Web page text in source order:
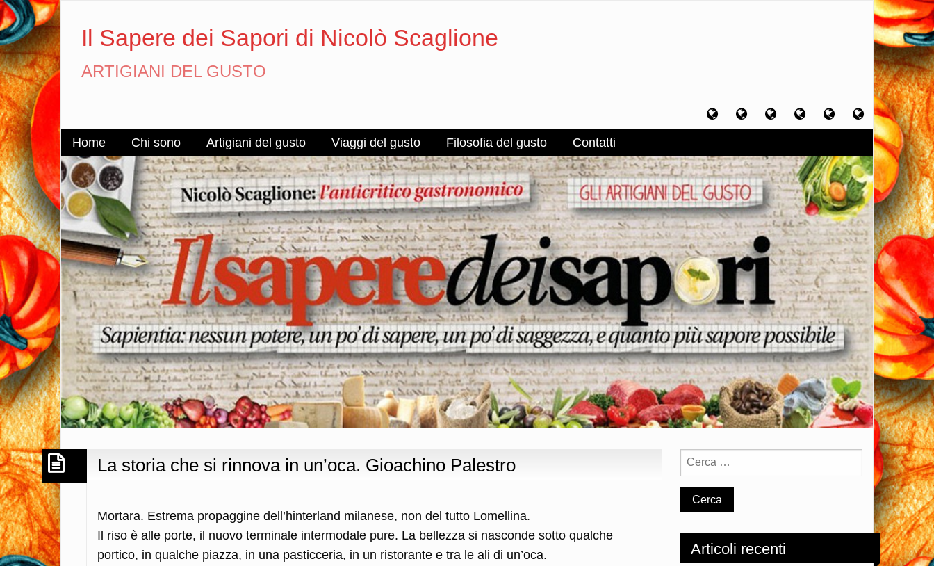
Il Sapere dei Sapori di Nicolò Scaglione
ARTIGIANI DEL GUSTO
Home Chi
sono
Artigiani
del
Viaggi
del
Filosofia
del
Contatti
Home Chi sono Artigiani del gusto Viaggi del gusto Filosofia del gusto Contatti
La storia che si rinnova in un’oca. Gioachino Palestro
Mortara. Estrema propaggine dell’hinterland milanese, non del tutto Lomellina.
Il riso è alle porte, il nuovo terminale intermodale pure. La bellezza si nasconde sotto qualche
portico, in qualche piazza, in una pasticceria, in un ristorante e tra le ali di un’oca.
Articoli recenti